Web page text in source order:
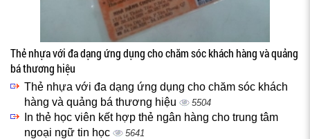
Thẻ nhựa với đa dạng ứng dụng cho chăm sóc khách hàng và quảng
bá thương hiệu
Thẻ nhựa với đa dạng ứng dụng cho chăm sóc khách
hàng và quảng bá thương hiệu
5504
In thẻ học viên kết hợp thẻ ngân hàng cho trung tâm
ngoại ngữ tin học
5641